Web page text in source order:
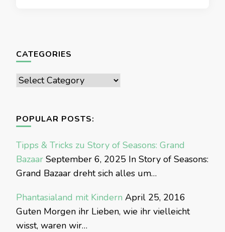
CATEGORIES
Categories
POPULAR POSTS:
Tipps & Tricks zu Story of Seasons: Grand
Bazaar September 6, 2025 In Story of Seasons:
Grand Bazaar dreht sich alles um…
Phantasialand mit Kindern April 25, 2016
Guten Morgen ihr Lieben, wie ihr vielleicht
wisst, waren wir…